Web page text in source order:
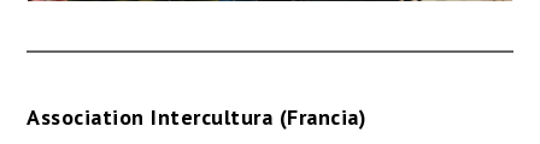
Association Intercultura (Francia)